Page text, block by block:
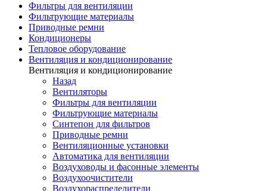
Фильтры для вентиляции
Фильтрующие материалы
Приводные ремни
Кондиционеры
Тепловое оборудование
Вентиляция и кондиционирование
Вентиляция и кондиционирование
Назад
Вентиляторы
Фильтры для вентиляции
Фильтрующие материалы
Синтепон для фильтров
Приводные ремни
Вентиляционные установки
Автоматика для вентиляции
Воздуховоды и фасонные элементы
Воздухоочистители
Воздухораспределители